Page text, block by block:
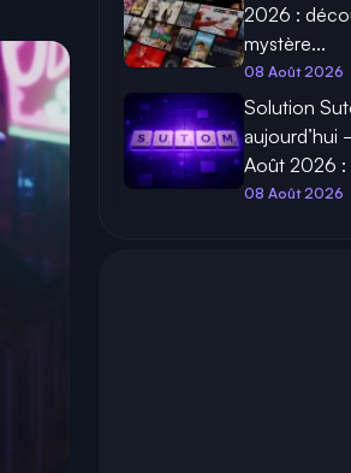
2026 :
mystère...
08 Août 2026
Solution
Août 2026 :
08 Août 2026